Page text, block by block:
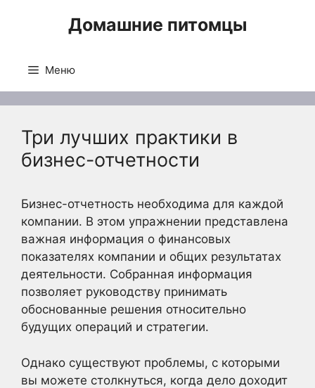
Домашние питомцы
Меню
Три лучших практики в
бизнес-отчетности
Бизнес-отчетность необходима для каждой
компании. В этом упражнении представлена
важная информация о финансовых
показателях компании и общих результатах
деятельности. Собранная информация
позволяет руководству принимать
обоснованные решения относительно
будущих операций и стратегии.
Однако существуют проблемы, с которыми
вы можете столкнуться, когда дело доходит